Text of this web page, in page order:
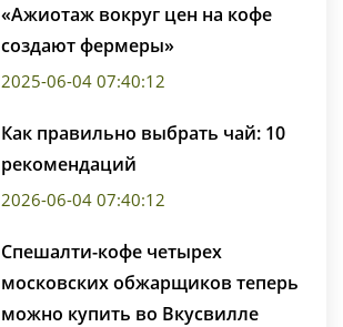
«Ажиотаж вокруг цен на кофе
создают фермеры»
2025-06-04 07:40:12
Как правильно выбрать чай: 10
рекомендаций
2026-06-04 07:40:12
Спешалти-кофе четырех
московских обжарщиков теперь
можно купить во Вкусвилле